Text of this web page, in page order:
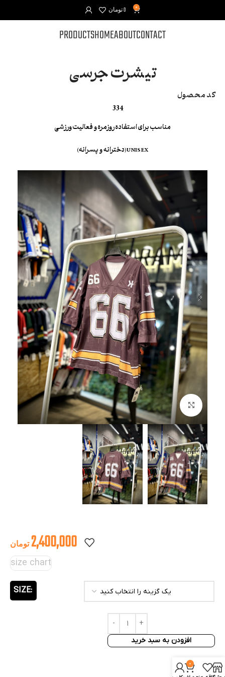
0
0 تومان
CONTACT
ABOUT
HOME
PRODUCTS
تیشرت جرسی
کد محصول
334
مناسب برای استفاده روزمره و فعالیت ورزشی
UNISEX(دخترانه و پسرانه)
بزرگنمایی تصویر
2,400,000 تومان
size chart
SIZE
افزودن به سبد خرید
0